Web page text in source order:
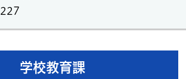
227
学校教育課